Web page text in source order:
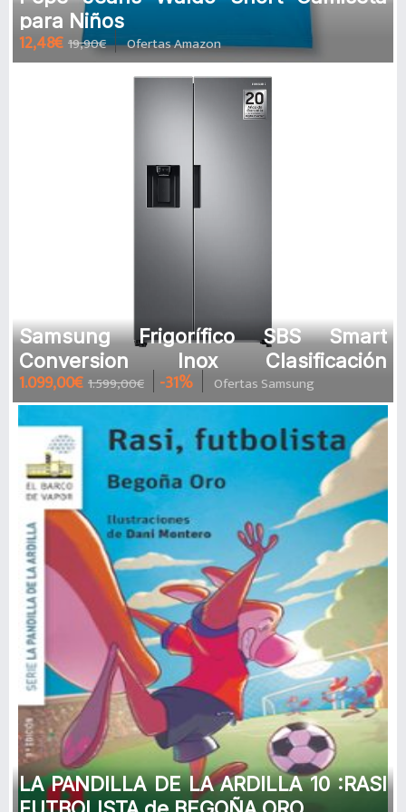
para Niños
12,48€ 19,90€ Ofertas Amazon
Samsung Frigorífico SBS Smart
Conversion Inox Clasificación
Energética
1.099,00€ 1.599,00€ -31% Ofertas Samsung
LA PANDILLA DE LA ARDILLA 10 :RASI